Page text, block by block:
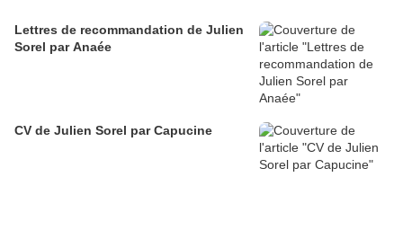
Lettres de recommandation de Julien
Sorel par Anaée
CV de Julien Sorel par Capucine